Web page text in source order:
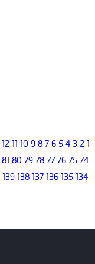
1
2
3
4
5
6
7
8
9
10
11
12
74
75
76
77
78
79
80
81
134
135
136
137
138
139